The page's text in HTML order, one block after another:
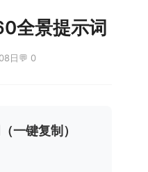
全景提示词
日💬 0
一键复制）